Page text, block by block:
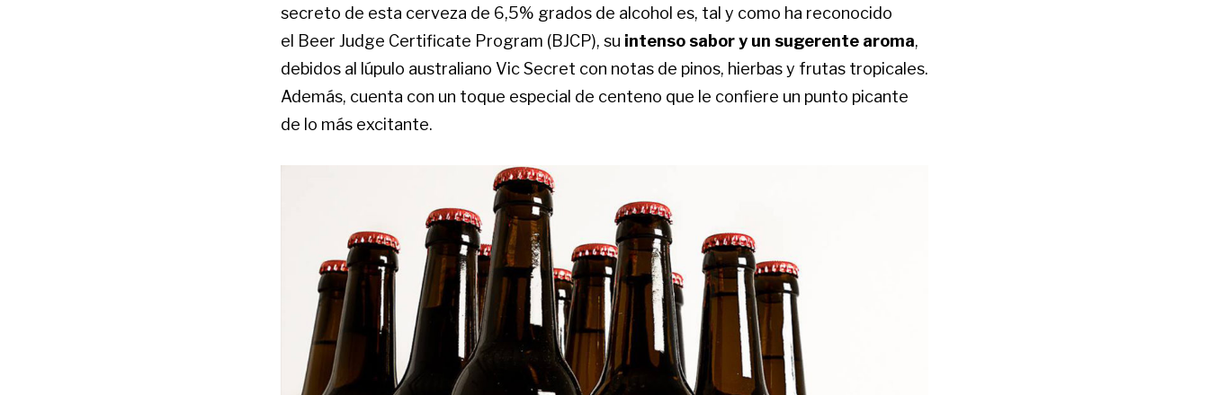
secreto de esta cerveza de 6,5% grados de alcohol es, tal y como ha reconocido
el Beer Judge Certificate Program (BJCP), su intenso sabor y un sugerente aroma,
debidos al lúpulo australiano Vic Secret con notas de pinos, hierbas y frutas tropicales.
Además, cuenta con un toque especial de centeno que le confiere un punto picante
de lo más excitante.